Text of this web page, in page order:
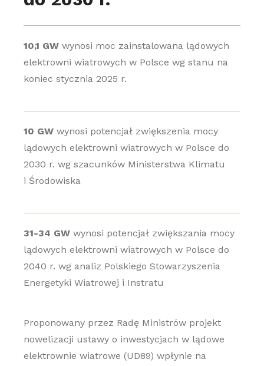
10,1 GWwynosi moc zainstalowana lądowych
elektrowni wiatrowych w Polsce wg stanu na
koniec stycznia 2025 r.
10 GWwynosi potencjał zwiększenia mocy
lądowych elektrowni wiatrowych w Polsce do
2030 r. wg szacunków Ministerstwa Klimatu
i Środowiska
31-34 GWwynosi potencjał zwiększania mocy
lądowych elektrowni wiatrowych w Polsce do
2040 r. wg analiz Polskiego Stowarzyszenia
Energetyki Wiatrowej i Instratu
Proponowany przez Radę Ministrów projekt
nowelizacji ustawy o inwestycjach w lądowe
elektrownie wiatrowe (UD89) wpłynie na